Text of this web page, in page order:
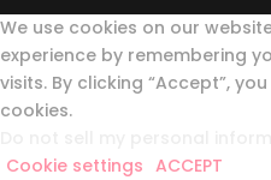
We use cookies on our
experience by remembering
visits. By clicking “Accept”,
cookies.
Cookie settings ACCEPT